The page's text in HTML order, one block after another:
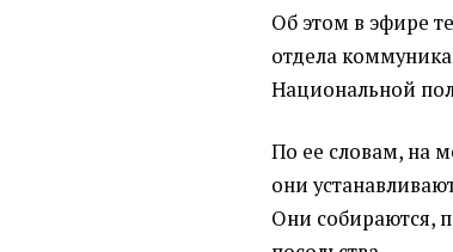
Об этом в эфире
отдела
Национальной
По ее словам, на
они
Они собираются,